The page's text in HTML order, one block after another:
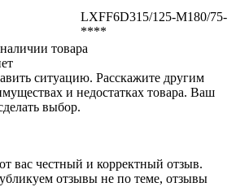
LXFF6D315/125-M180/75-
****
товара
ситуацию. Расскажите другим
и недостатках товара. Ваш
выбор.
вас честный и корректный отзыв.
отзывы не по теме, отзывы